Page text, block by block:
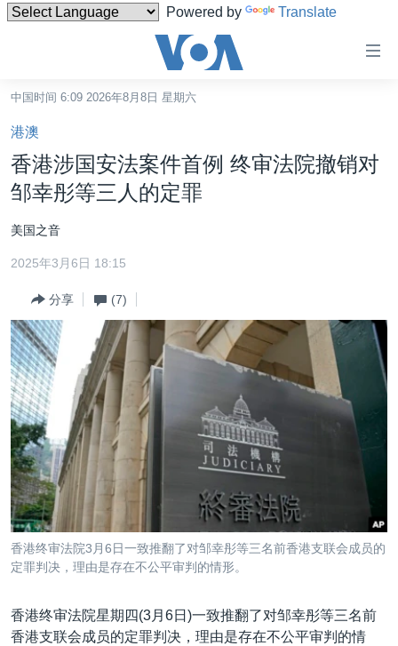
Powered by Translate
碍
链
接
转
内
容
到
导
航
跳
转
到
检
索
中国
最新国际新闻
印太
中东
欧洲
非洲
美洲
全球议题
分类新闻
经济·金融·贸易
人权·法律·宗教
科教·文娱·体健
军事
劳工
环境
美中关系
热点专题
白宫要闻
国会报道
美中关系
美国建国250周年
埃博拉疫情
美国之音专访
台海两岸关系
VOA视频
VOA今日焦点
中文广播
关注我们
其他语言网站
中国时间 6:09 2026年8月8日 星期六
港澳
香港涉国安法案件首例 终审法院撤销对
邹幸彤等三人的定罪
美国之音
2025年3月6日 18:15
分享 (7)
香港终审法院3月6日一致推翻了对邹幸彤等三名前香港支联会成员的
定罪判决，理由是存在不公平审判的情形。
香港终审法院星期四(3月6日)一致推翻了对邹幸彤等三名前
香港支联会成员的定罪判决，理由是存在不公平审判的情